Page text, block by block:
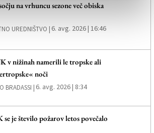
na vrhuncu sezone več obiska
UREDNIŠTVO |6. avg. 2026 | 16:46
v nižinah namerili le tropske ali
noči
BRADASSI | 6. avg. 2026 | 8:34
se je število požarov letos povečalo